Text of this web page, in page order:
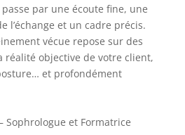
par une écoute fine, une
l’échange et un cadre précis.
vécue repose sur des
réalité objective de votre client,
et profondément
Sophrologue et Formatrice